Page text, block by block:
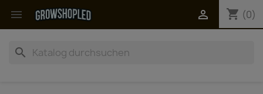
 shopping_cart (0)

search